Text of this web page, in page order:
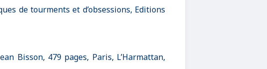
de tourments et d’obsessions, Editions
Bisson, 479 pages, Paris, L’Harmattan,